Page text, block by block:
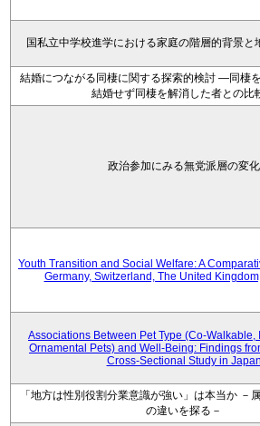
国私立中学校進学における家庭の階層的背景と
結婚につながる同棲に関する探索的検討 ―同棲
結婚せず同棲を解消した者との
政治参加にみる無党派層の変化
Youth Transition and Social Welfare: A
Germany, Switzerland, The United
Associations Between Pet Type (Co-Walkable,
Ornamental Pets) and Well-Being: Findings
Cross-Sectional Study in Japan
「地方は性別役割分業意識が強い」は本当か －
の違いを探る－